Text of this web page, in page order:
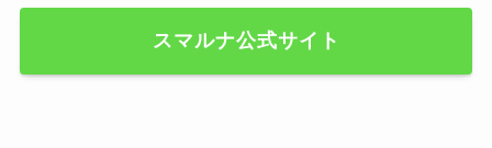
スマルナ公式サイト